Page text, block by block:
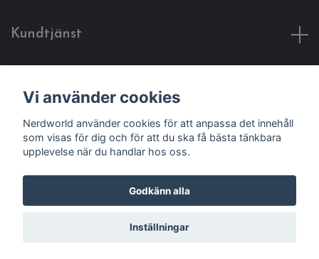
Kundtjänst
Sociala medier
© 2026 Nerdworld
Vi använder cookies
Nerdworld använder cookies för att anpassa det innehåll
som visas för dig och för att du ska få bästa tänkbara
upplevelse när du handlar hos oss.
Godkänn alla
Inställningar